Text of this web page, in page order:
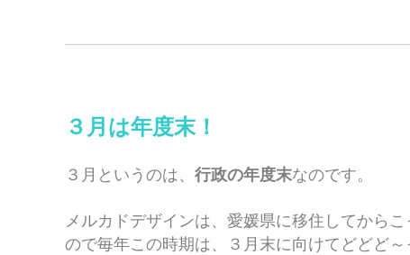
３月は年度末！
３月というのは、 行政の年度末なのです。
メルカドデザインは、愛媛県に移住してからこ
ので毎年この時期は、３月末に向けてどどど～